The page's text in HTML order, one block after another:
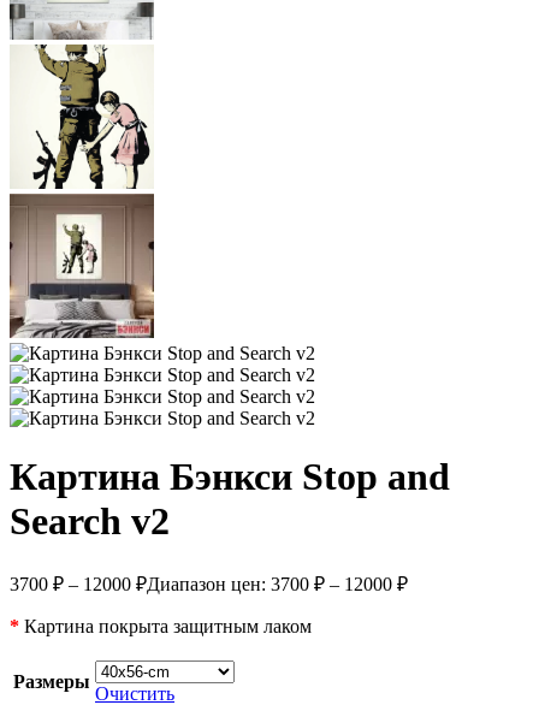
Картина Бэнкси Stop and
Search v2
3700 ₽ – 12000 ₽Диапазон цен: 3700 ₽ – 12000 ₽
* Картина покрыта защитным лаком
Размеры
Очистить